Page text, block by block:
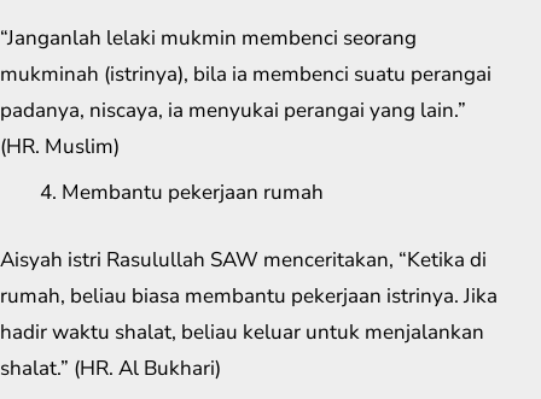
“Janganlah lelaki mukmin membenci seorang
mukminah (istrinya), bila ia membenci suatu perangai
padanya, niscaya, ia menyukai perangai yang lain.”
(HR. Muslim)
Membantu pekerjaan rumah
Aisyah istri Rasulullah SAW menceritakan, “Ketika di
rumah, beliau biasa membantu pekerjaan istrinya. Jika
hadir waktu shalat, beliau keluar untuk menjalankan
shalat.” (HR. Al Bukhari)